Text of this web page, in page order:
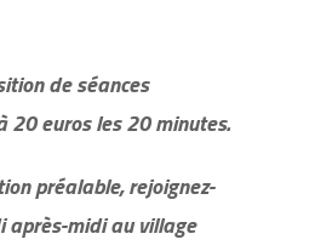
de séances
20 euros les 20 minutes.
préalable, rejoignez-
après-midi au village